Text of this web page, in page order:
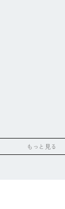
もっと見る